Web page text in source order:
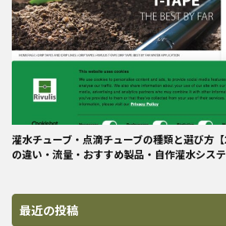
灌水チューブ・点滴チューブの種類と選び方
の違い・流量・おすすめ製品・自作灌水シス
最近の投稿